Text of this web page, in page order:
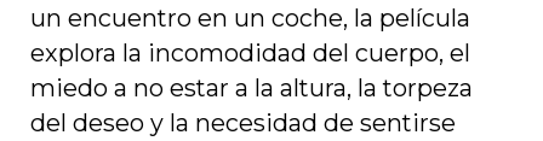
un encuentro en un coche, la película
explora la incomodidad del cuerpo, el
miedo a no estar a la altura, la torpeza
del deseo y la necesidad de sentirse